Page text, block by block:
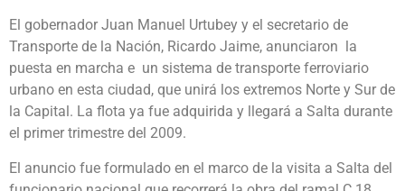
El gobernador Juan Manuel Urtubey y el secretario de
Transporte de la Nación, Ricardo Jaime, anunciaron la
puesta en marcha e un sistema de transporte ferroviario
urbano en esta ciudad, que unirá los extremos Norte y Sur de
la Capital. La flota ya fue adquirida y llegará a Salta durante
el primer trimestre del 2009.
El anuncio fue formulado en el marco de la visita a Salta del